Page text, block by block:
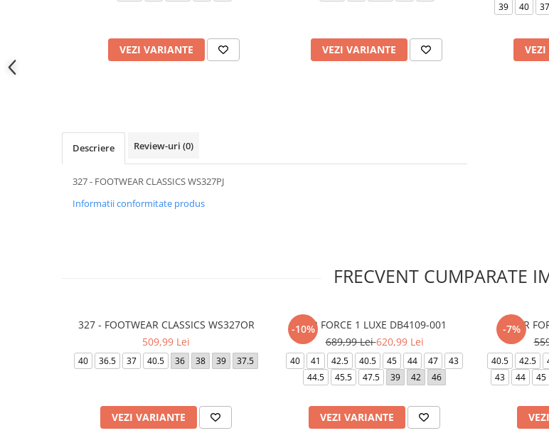
VEZI VARIANTE VEZI VARIANTE
39 40
Descriere Review-uri (0)
327 - FOOTWEAR CLASSICS WS327PJ
Informatii conformitate produs
FRECVENT CUMPARATE
327 - FOOTWEAR CLASSICS WS327OR
509,99 Lei
40 36.5 37 40.5 36 38 39 37.5
VEZI VARIANTE
-10%AIR FORCE 1 LUXE DB4109-001
689,99 Lei620,99 Lei
40 41 42.5 40.5 45 44 47
43
44.5
45.5 47.5 39 42 46
VEZI VARIANTE
-7%AIR
40.5 42.5
43
44 45